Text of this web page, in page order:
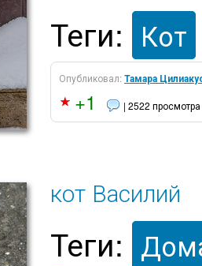
Теги: Кот
Опубликовал:Тамара
+1 | 2522 просмотра
кот Василий
Теги: